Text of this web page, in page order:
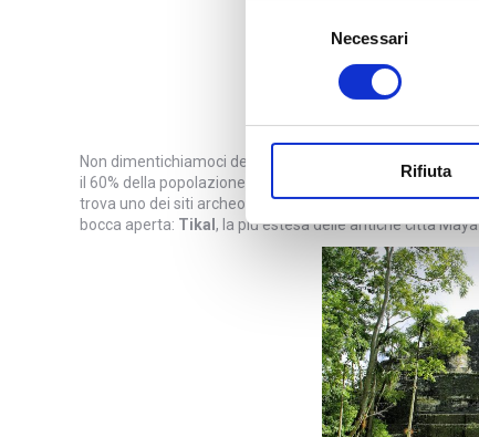
Necessari
Rifiuta
Non dimentichiamoci del Guatemala, conosciuta
il 60% della popolazione indigena di discendenza Maya.
trova uno dei siti archeologici più belli, importanti e
bocca aperta: Tikal , la più estesa delle antiche città